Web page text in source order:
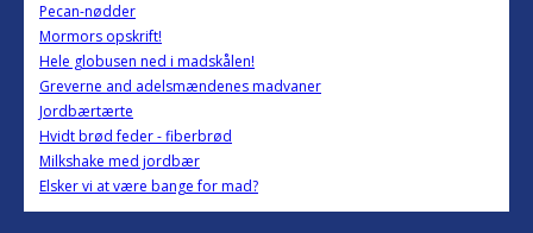
Pecan-nødder
Mormors opskrift!
Hele globusen ned i madskålen!
Greverne and adelsmændenes madvaner
Jordbærtærte
Hvidt brød feder - fiberbrød
Milkshake med jordbær
Elsker vi at være bange for mad?